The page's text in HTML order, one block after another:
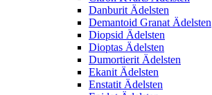
Danburit Ädelsten
Demantoid Granat Ädelsten
Diopsid Ädelsten
Dioptas Ädelsten
Dumortierit Ädelsten
Ekanit Ädelsten
Enstatit Ädelsten